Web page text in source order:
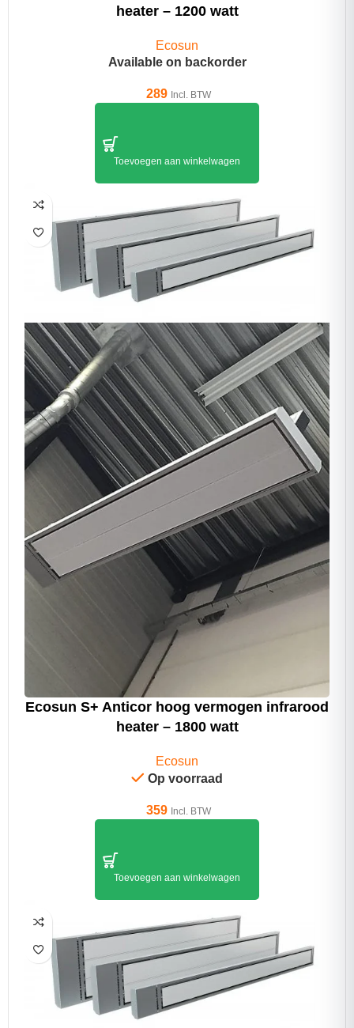
heater – 1200 watt
Ecosun
Available on backorder
289 Incl. BTW
Toevoegen aan winkelwagen
Ecosun S+ Anticor hoog vermogen infrarood
heater – 1800 watt
Ecosun
Op voorraad
359 Incl. BTW
Toevoegen aan winkelwagen